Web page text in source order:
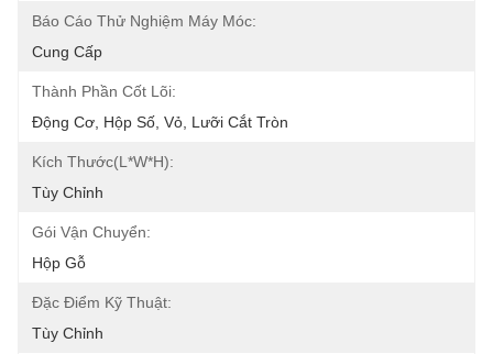
Báo Cáo Thử Nghiệm Máy Móc:
Cung Cấp
Thành Phần Cốt Lõi:
Động Cơ, Hộp Số, Vỏ, Lưỡi Cắt Tròn
Kích Thước(l*w*h):
Tùy Chỉnh
Gói Vận Chuyển:
Hộp Gỗ
Đặc Điểm Kỹ Thuật:
Tùy Chỉnh